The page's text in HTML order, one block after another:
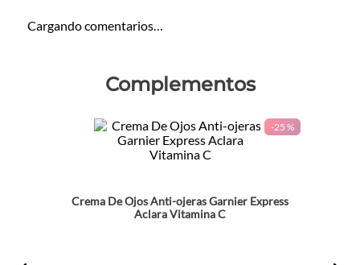
Cargando comentarios…
Complementos
-25 %
Crema De Ojos Anti-ojeras Garnier Express
Aclara Vitamina C